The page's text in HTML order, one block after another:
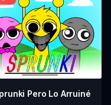
Pero Lo Arruiné